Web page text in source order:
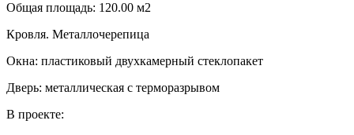
Общая площадь: 120.00 м2
Кровля. Металлочерепица
Окна: пластиковый двухкамерный стеклопакет
Дверь: металлическая с терморазрывом
В проекте: